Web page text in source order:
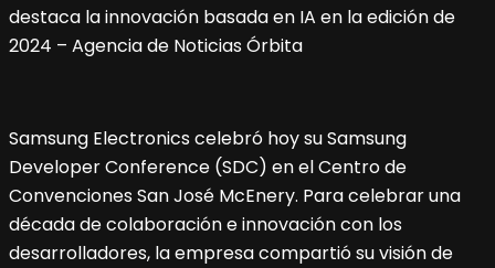
Samsung Electronics celebró hoy su Samsung
Developer Conference (SDC) en el Centro de
Convenciones San José McEnery. Para celebrar una
década de colaboración e innovación con los
desarrolladores, la empresa compartió su visión de